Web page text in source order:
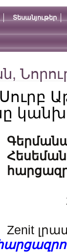
Տեսանյութեր
,
Zenit